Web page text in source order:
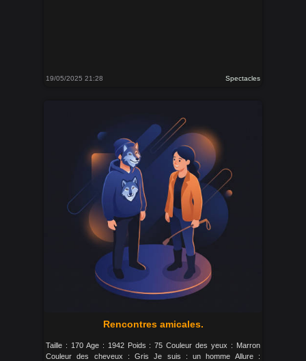
19/05/2025 21:28 Spectacles
Rencontres amicales.
Taille : 170 Age : 1942 Poids : 75 Couleur des yeux : Marron
Couleur des cheveux : Gris Je suis : un homme Allure :